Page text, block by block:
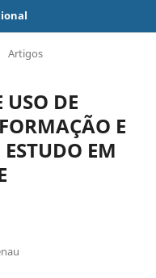
Artigos
USO DE
E
EM